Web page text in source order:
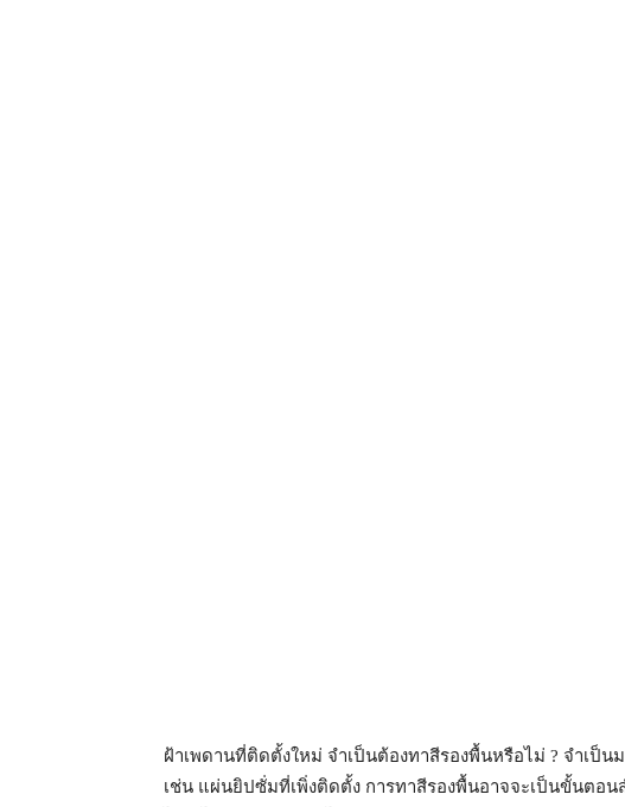
ฝ้าเพดานที่ติดตั้งใหม่ จำเป็นต้องทาสีรองพื้นหรือไม่ ? จำเป็น
เช่น แผ่นยิปซั่มที่เพิ่งติดตั้ง การทาสีรองพื้นอาจจะเป็นขั้นตอ